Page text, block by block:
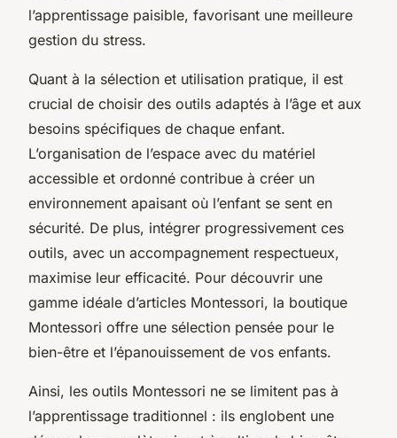
l’apprentissage paisible, favorisant une meilleure
gestion du stress.
Quant à la sélection et utilisation pratique, il est
crucial de choisir des outils adaptés à l’âge et aux
besoins spécifiques de chaque enfant.
L’organisation de l’espace avec du matériel
accessible et ordonné contribue à créer un
environnement apaisant où l’enfant se sent en
sécurité. De plus, intégrer progressivement ces
outils, avec un accompagnement respectueux,
maximise leur efficacité. Pour découvrir une
gamme idéale d’articles Montessori, la boutique
Montessori offre une sélection pensée pour le
bien-être et l’épanouissement de vos enfants.
Ainsi, les outils Montessori ne se limitent pas à
l’apprentissage traditionnel : ils englobent une